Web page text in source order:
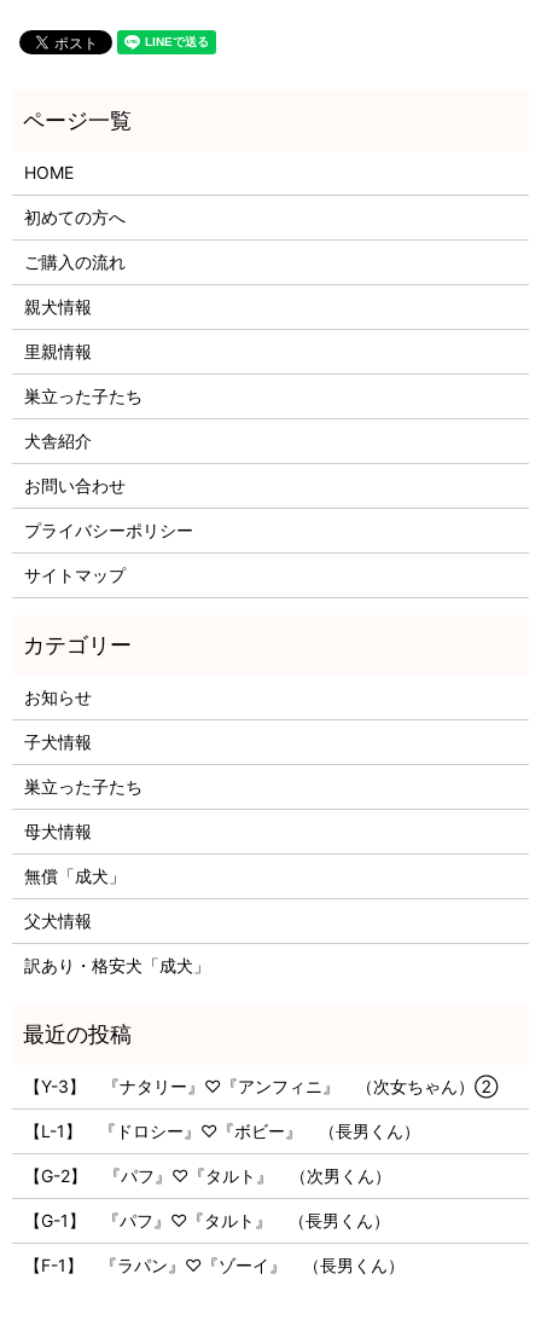
HOME
初めての方へ
ご購入の流れ
親犬情報
里親情報
巣立った子たち
犬舎紹介
お問い合わせ
プライバシーポリシー
サイトマップ
お知らせ
子犬情報
巣立った子たち
母犬情報
無償「成犬」
父犬情報
訳あり・格安犬「成犬」
【Y-3】 『ナタリー』♡『アンフィニ』 （次女ちゃん）②
【L-1】 『ドロシー』♡『ボビー』 （長男くん）
【G-2】 『パフ』♡『タルト』 （次男くん）
【G-1】 『パフ』♡『タルト』 （長男くん）
【F-1】 『ラパン』♡『ゾーイ』 （長男くん）